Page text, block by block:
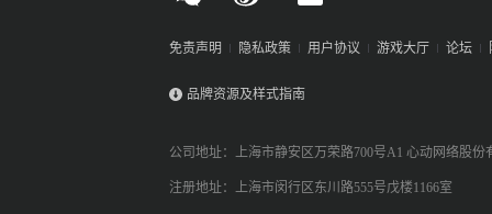
免责声明 隐私政策 用户协议 游戏大厅 论坛
品牌资源及样式指南
公司地址：上海市静安区万荣路700号A1 心动网络股份
注册地址：上海市闵行区东川路555号戊楼1166室